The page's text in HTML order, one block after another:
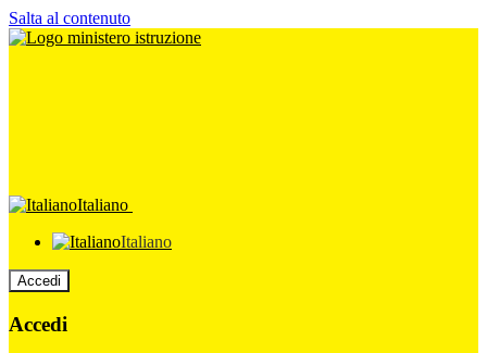
Salta al contenuto
Italiano
Italiano
Accedi
Accedi